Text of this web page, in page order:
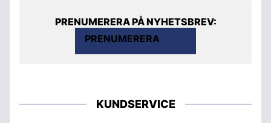
PRENUMERERA PÅ NYHETSBREV:
PRENUMERERA
KUNDSERVICE